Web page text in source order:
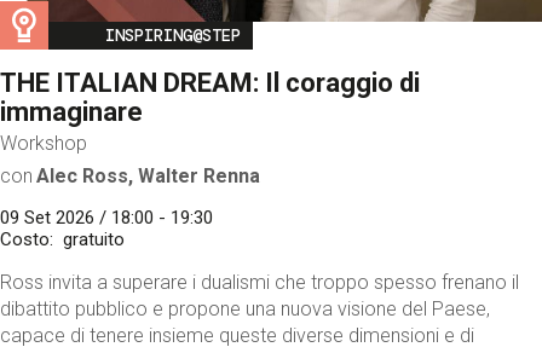
Image
INSPIRING@STEP
THE ITALIAN DREAM: Il coraggio di
immaginare
Workshop
con Alec Ross, Walter Renna
09 Set 2026 / 18:00 - 19:30
Costo
gratuito
Ross invita a superare i dualismi che troppo spesso frenano il
dibattito pubblico e propone una nuova visione del Paese,
capace di tenere insieme queste diverse dimensioni e di